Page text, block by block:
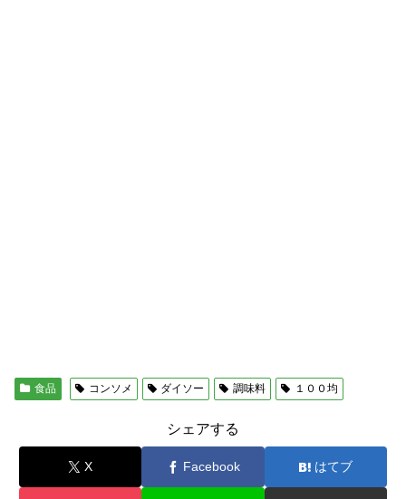
食品 コンソメ ダイソー 調味料 １００均
シェアする
X Facebook はてブ